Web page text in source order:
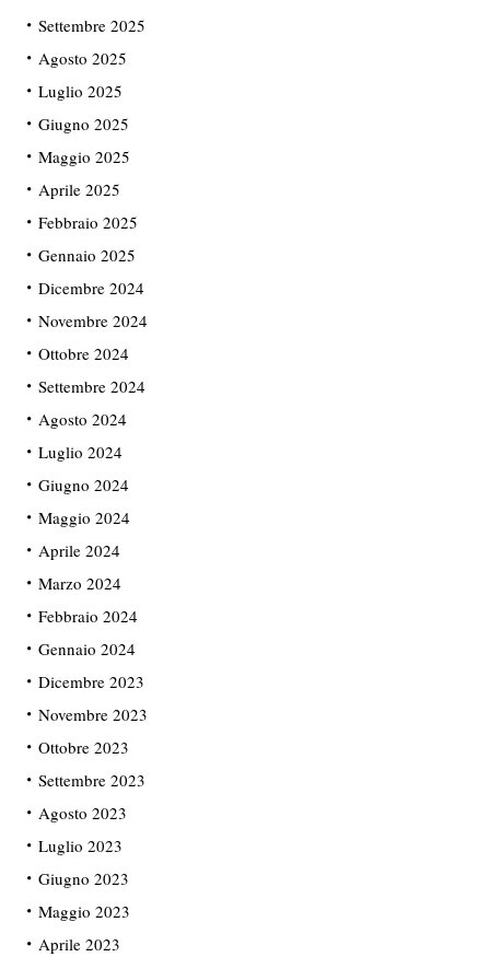
Settembre 2025
Agosto 2025
Luglio 2025
Giugno 2025
Maggio 2025
Aprile 2025
Febbraio 2025
Gennaio 2025
Dicembre 2024
Novembre 2024
Ottobre 2024
Settembre 2024
Agosto 2024
Luglio 2024
Giugno 2024
Maggio 2024
Aprile 2024
Marzo 2024
Febbraio 2024
Gennaio 2024
Dicembre 2023
Novembre 2023
Ottobre 2023
Settembre 2023
Agosto 2023
Luglio 2023
Giugno 2023
Maggio 2023
Aprile 2023